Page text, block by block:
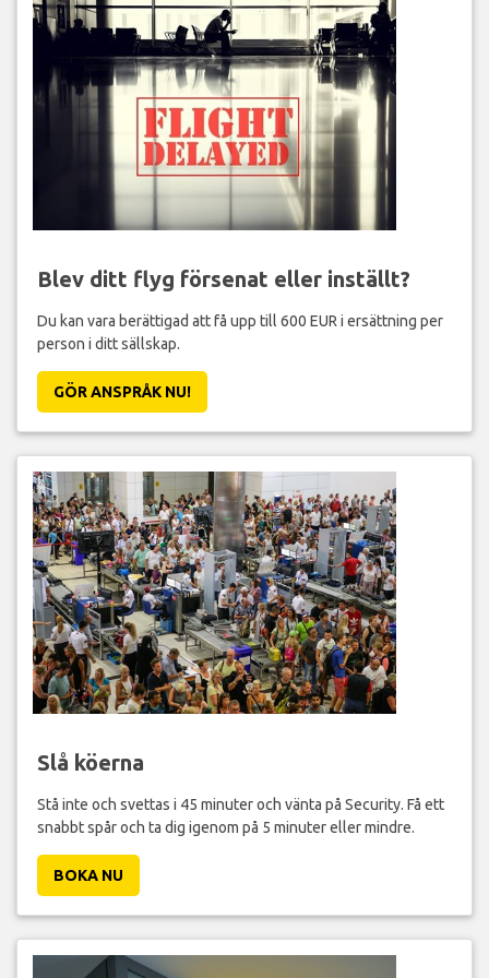
Blev ditt flyg försenat eller inställt?
Du kan vara berättigad att få upp till 600 EUR i ersättning per
person i ditt sällskap.
GÖR ANSPRÅK NU!
Slå köerna
Stå inte och svettas i 45 minuter och vänta på Security. Få ett
snabbt spår och ta dig igenom på 5 minuter eller mindre.
BOKA NU